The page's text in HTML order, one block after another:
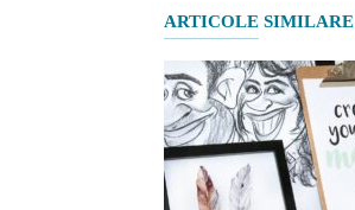
ARTICOLE SIMILARE